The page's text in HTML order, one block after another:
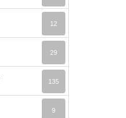
12
29
135
9